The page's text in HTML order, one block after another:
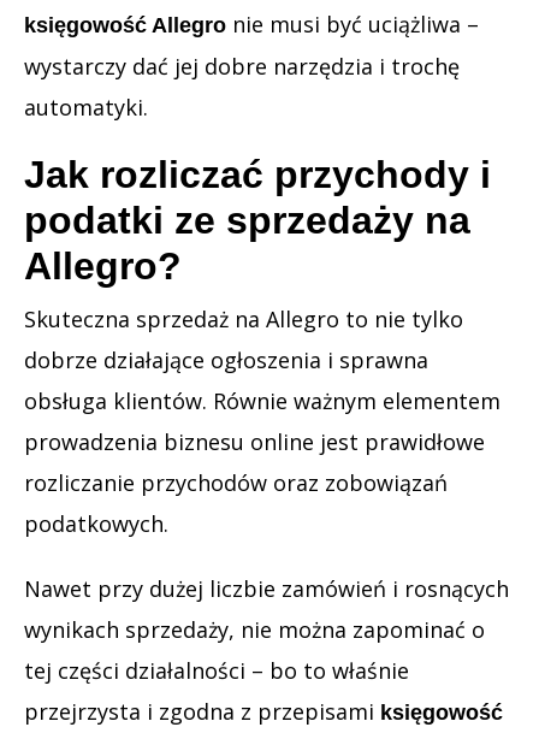
księgowość Allegro nie musi być uciążliwa –
wystarczy dać jej dobre narzędzia i trochę
automatyki.
Jak rozliczać przychody i
podatki ze sprzedaży na
Allegro?
Skuteczna sprzedaż na Allegro to nie tylko
dobrze działające ogłoszenia i sprawna
obsługa klientów. Równie ważnym elementem
prowadzenia biznesu online jest prawidłowe
rozliczanie przychodów oraz zobowiązań
podatkowych.
Nawet przy dużej liczbie zamówień i rosnących
wynikach sprzedaży, nie można zapominać o
tej części działalności – bo to właśnie
przejrzysta i zgodna z przepisami księgowość